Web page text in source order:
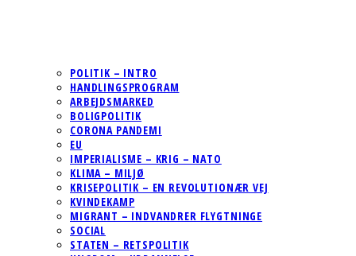
POLITIK – INTRO
HANDLINGSPROGRAM
ARBEJDSMARKED
BOLIGPOLITIK
CORONA PANDEMI
EU
IMPERIALISME – KRIG – NATO
KLIMA – MILJØ
KRISEPOLITIK – EN REVOLUTIONÆR VEJ
KVINDEKAMP
MIGRANT – INDVANDRER FLYGTNINGE
SOCIAL
STATEN – RETSPOLITIK